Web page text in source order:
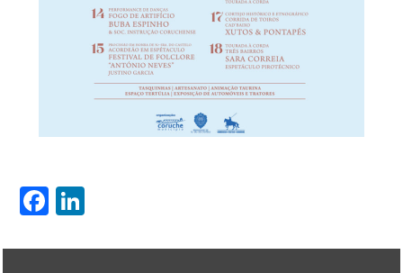
Facebook